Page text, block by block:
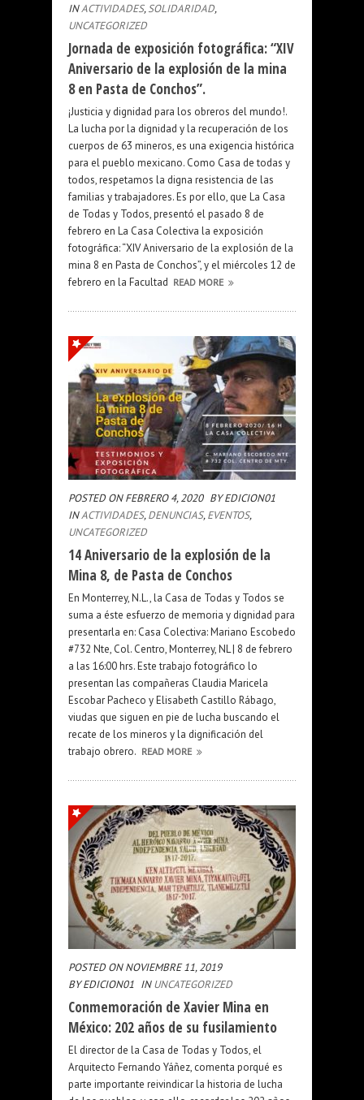
INACTIVIDADES,SOLIDARIDAD,
UNCATEGORIZED
Jornada de exposición fotográfica: “XIV
Aniversario de la explosión de la mina
8 en Pasta de Conchos”.
¡Justicia y dignidad para los obreros del mundo!.
La lucha por la dignidad y la recuperación de los
cuerpos de 63 mineros, es una exigencia histórica
para el pueblo mexicano. Como Casa de todas y
todos, respetamos la digna resistencia de las
familias y trabajadores. Es por ello, que La Casa
de Todas y Todos, presentó el pasado 8 de
febrero en La Casa Colectiva la exposición
fotográfica: “XIV Aniversario de la explosión de la
mina 8 en Pasta de Conchos”, y el miércoles 12 de
febrero en la Facultad READ MORE
POSTED ON FEBRERO 4, 2020 BY EDICION01
INACTIVIDADES,DENUNCIAS,EVENTOS,
UNCATEGORIZED
14 Aniversario de la explosión de la
Mina 8, de Pasta de Conchos
En Monterrey, N.L., la Casa de Todas y Todos se
suma a éste esfuerzo de memoria y dignidad para
presentarla en: Casa Colectiva: Mariano Escobedo
#732 Nte, Col. Centro, Monterrey, NL | 8 de febrero
a las 16:00 hrs. Este trabajo fotográfico lo
presentan las compañeras Claudia Maricela
Escobar Pacheco y Elisabeth Castillo Rábago,
viudas que siguen en pie de lucha buscando el
recate de los mineros y la dignificación del
trabajo obrero. READ MORE
POSTED ON NOVIEMBRE 11, 2019
BY EDICION01 INUNCATEGORIZED
Conmemoración de Xavier Mina en
México: 202 años de su fusilamiento
El director de la Casa de Todas y Todos, el
Arquitecto Fernando Yáñez, comenta porqué es
parte importante reivindicar la historia de lucha